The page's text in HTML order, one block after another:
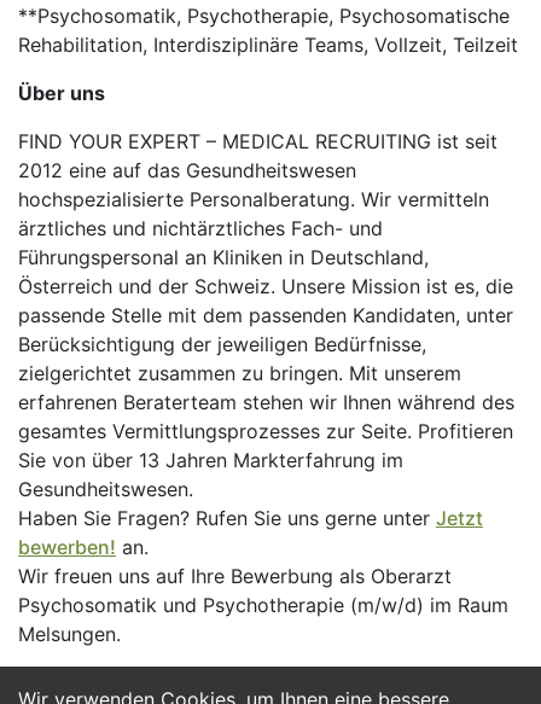
Wir verwenden Cookies, um Ihnen eine bessere
**Psychosomatik, Psychotherapie, Psychosomatische
Rehabilitation, Interdisziplinäre Teams, Vollzeit, Teilzeit
Über uns
FIND YOUR EXPERT – MEDICAL RECRUITING ist seit
2012 eine auf das Gesundheitswesen
hochspezialisierte Personalberatung. Wir vermitteln
ärztliches und nichtärztliches Fach- und
Führungspersonal an Kliniken in Deutschland,
Österreich und der Schweiz. Unsere Mission ist es, die
passende Stelle mit dem passenden Kandidaten, unter
Berücksichtigung der jeweiligen Bedürfnisse,
zielgerichtet zusammen zu bringen. Mit unserem
erfahrenen Beraterteam stehen wir Ihnen während des
gesamtes Vermittlungsprozesses zur Seite. Profitieren
Sie von über 13 Jahren Markterfahrung im
Gesundheitswesen.
Haben Sie Fragen? Rufen Sie uns gerne unter Jetzt
bewerben! an.
Wir freuen uns auf Ihre Bewerbung als Oberarzt
Psychosomatik und Psychotherapie (m/w/d) im Raum
Melsungen.